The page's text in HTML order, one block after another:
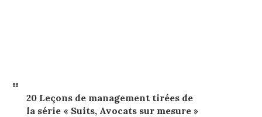
20 Leçons de management tirées de
la série « Suits, Avocats sur mesure »